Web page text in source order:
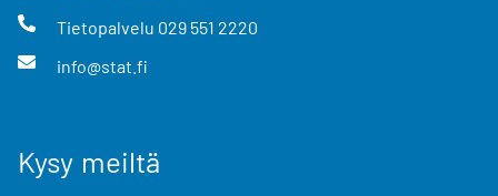
Tietopalvelu 029 551 2220
info@stat.fi
Kysy meiltä